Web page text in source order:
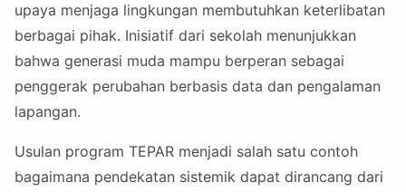
upaya menjaga lingkungan membutuhkan keterlibatan
berbagai pihak. Inisiatif dari sekolah menunjukkan
bahwa generasi muda mampu berperan sebagai
penggerak perubahan berbasis data dan pengalaman
lapangan.
Usulan program TEPAR menjadi salah satu contoh
bagaimana pendekatan sistemik dapat dirancang dari